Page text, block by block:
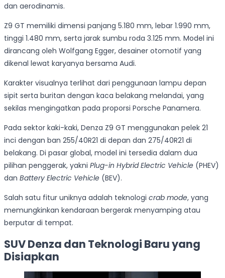
dan aerodinamis.
Z9 GT memiliki dimensi panjang 5.180 mm, lebar 1.990 mm,
tinggi 1.480 mm, serta jarak sumbu roda 3.125 mm. Model ini
dirancang oleh Wolfgang Egger, desainer otomotif yang
dikenal lewat karyanya bersama Audi.
Karakter visualnya terlihat dari penggunaan lampu depan
sipit serta buritan dengan kaca belakang melandai, yang
sekilas mengingatkan pada proporsi Porsche Panamera.
Pada sektor kaki-kaki, Denza Z9 GT menggunakan pelek 21
inci dengan ban 255/40R21 di depan dan 275/40R21 di
belakang. Di pasar global, model ini tersedia dalam dua
pilihan penggerak, yakni Plug-in Hybrid Electric Vehicle (PHEV)
dan Battery Electric Vehicle (BEV).
Salah satu fitur uniknya adalah teknologi crab mode, yang
memungkinkan kendaraan bergerak menyamping atau
berputar di tempat.
SUV Denza dan Teknologi Baru yang
Disiapkan